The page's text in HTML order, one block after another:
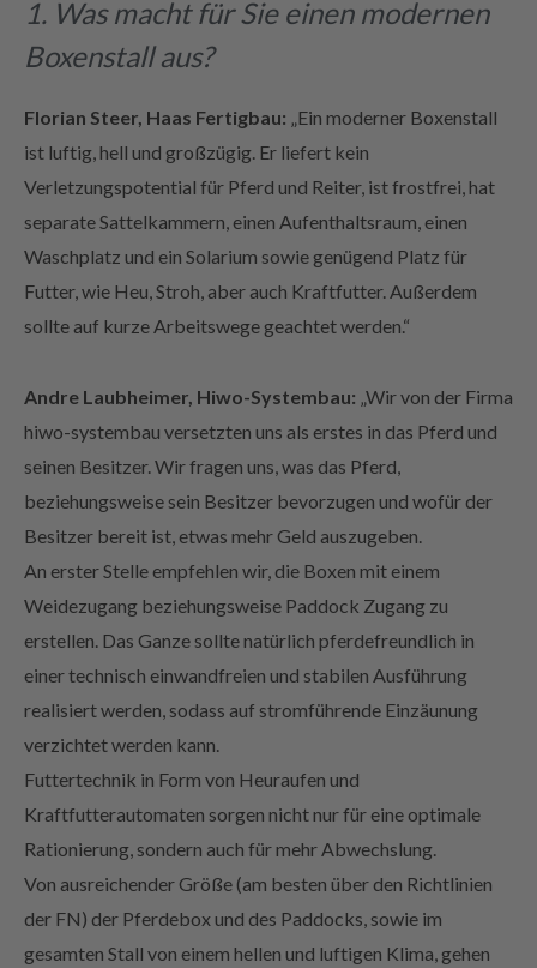
Boxenstall aus?
ist luftig, hell und großzügig. Er liefert kein
Verletzungspotential für Pferd und Reiter, ist frostfrei, hat
separate Sattelkammern, einen Aufenthaltsraum, einen
Waschplatz und ein Solarium sowie genügend Platz für
Futter, wie Heu, Stroh, aber auch Kraftfutter. Außerdem
sollte auf kurze Arbeitswege geachtet werden.“
hiwo-systembau versetzten uns als erstes in das Pferd und
seinen Besitzer. Wir fragen uns, was das Pferd,
beziehungsweise sein Besitzer bevorzugen und wofür der
Besitzer bereit ist, etwas mehr Geld auszugeben.
An erster Stelle empfehlen wir, die Boxen mit einem
Weidezugang beziehungsweise Paddock Zugang zu
erstellen. Das Ganze sollte natürlich pferdefreundlich in
einer technisch einwandfreien und stabilen Ausführung
realisiert werden, sodass auf stromführende Einzäunung
verzichtet werden kann.
Futtertechnik in Form von Heuraufen und
Kraftfutterautomaten sorgen nicht nur für eine optimale
Rationierung, sondern auch für mehr Abwechslung.
Von ausreichender Größe (am besten über den Richtlinien
der FN) der Pferdebox und des Paddocks, sowie im
gesamten Stall von einem hellen und luftigen Klima, gehen
wir aus. Um dieses Klima herzustellen, bevorzugen wir in